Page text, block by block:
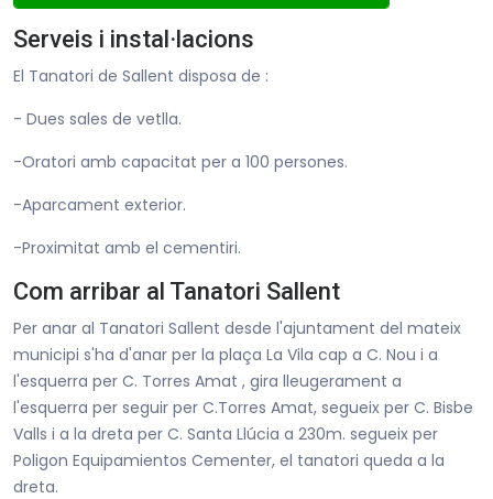
Serveis i instal·lacions
El Tanatori de Sallent disposa de :
- Dues sales de vetlla.
-Oratori amb capacitat per a 100 persones.
-Aparcament exterior.
-Proximitat amb el cementiri.
Com arribar al Tanatori Sallent
Per anar al Tanatori Sallent desde l'ajuntament del mateix
municipi s'ha d'anar per la plaça La Vila cap a C. Nou i a
l'esquerra per C. Torres Amat , gira lleugerament a
l'esquerra per seguir per C.Torres Amat, segueix per C. Bisbe
Valls i a la dreta per C. Santa Llúcia a 230m. segueix per
Poligon Equipamientos Cementer, el tanatori queda a la
dreta.